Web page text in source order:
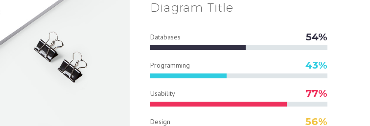
Diagram Title
Databases 54%
Programming 43%
Usability 77%
Design 56%